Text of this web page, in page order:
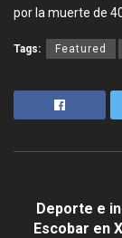
por la muerte de
Tags: Featured
Deporte e
Escobar en